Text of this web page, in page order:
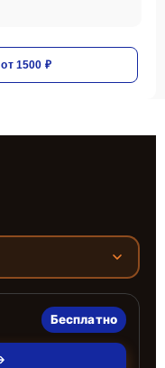
от 1500 ₽
Бесплатно